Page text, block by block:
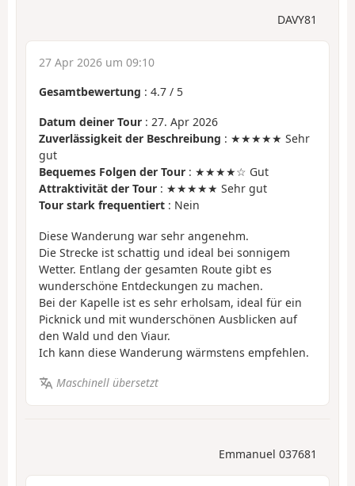
DAVY81
27 Apr 2026 um 09:10
Gesamtbewertung : 4.7 / 5
Datum deiner Tour : 27. Apr 2026
Zuverlässigkeit der Beschreibung : ★★★★★ Sehr
gut
Bequemes Folgen der Tour : ★★★★☆ Gut
Attraktivität der Tour : ★★★★★ Sehr gut
Tour stark frequentiert : Nein
Diese Wanderung war sehr angenehm.
Die Strecke ist schattig und ideal bei sonnigem
Wetter. Entlang der gesamten Route gibt es
wunderschöne Entdeckungen zu machen.
Bei der Kapelle ist es sehr erholsam, ideal für ein
Picknick und mit wunderschönen Ausblicken auf
den Wald und den Viaur.
Ich kann diese Wanderung wärmstens empfehlen.
Maschinell übersetzt
Emmanuel 037681